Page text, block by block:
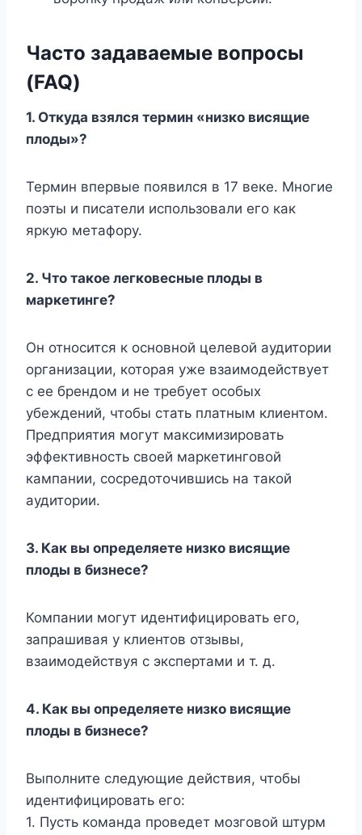
Часто задаваемые вопросы
(FAQ)
1. Откуда взялся термин «низко висящие
плоды»?
Термин впервые появился в 17 веке. Многие
поэты и писатели использовали его как
яркую метафору.
2. Что такое легковесные плоды в
маркетинге?
Он относится к основной целевой аудитории
организации, которая уже взаимодействует
с ее брендом и не требует особых
убеждений, чтобы стать платным клиентом.
Предприятия могут максимизировать
эффективность своей маркетинговой
кампании, сосредоточившись на такой
аудитории.
3. Как вы определяете низко висящие
плоды в бизнесе?
Компании могут идентифицировать его,
запрашивая у клиентов отзывы,
взаимодействуя с экспертами и т. д.
4. Как вы определяете низко висящие
плоды в бизнесе?
Выполните следующие действия, чтобы
идентифицировать его:
1. Пусть команда проведет мозговой штурм